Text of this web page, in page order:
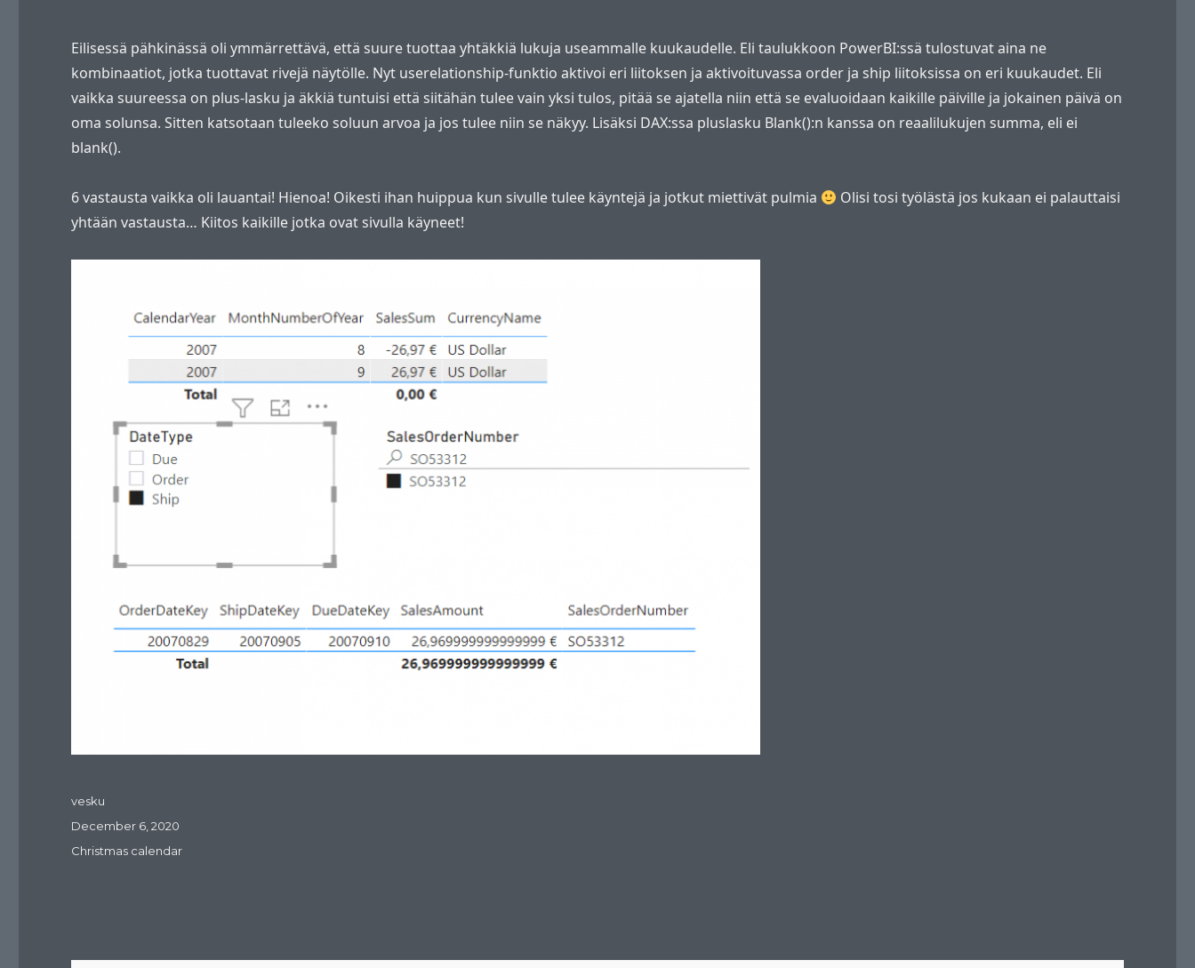
Eilisessä pähkinässä oli ymmärrettävä, että suure tuottaa yhtäkkiä lukuja useammalle kuukaudelle. Eli taulukkoon PowerBI:ssä tulostuvat aina ne
kombinaatiot, jotka tuottavat rivejä näytölle. Nyt userelationship-funktio aktivoi eri liitoksen ja aktivoituvassa order ja ship liitoksissa on eri kuukaudet. Eli
vaikka suureessa on plus-lasku ja äkkiä tuntuisi että siitähän tulee vain yksi tulos, pitää se ajatella niin että se evaluoidaan kaikille päiville ja jokainen päivä on
oma solunsa. Sitten katsotaan tuleeko soluun arvoa ja jos tulee niin se näkyy. Lisäksi DAX:ssa pluslasku Blank():n kanssa on reaalilukujen summa, eli ei
blank().
6 vastausta vaikka oli lauantai! Hienoa! Oikesti ihan huippua kun sivulle tulee käyntejä ja jotkut miettivät pulmia
Olisi tosi työlästä jos kukaan ei palauttaisi
yhtään vastausta… Kiitos kaikille jotka ovat sivulla käyneet!
Author
vesku
Posted
on
December 6, 2020
Categories
Christmas calendar